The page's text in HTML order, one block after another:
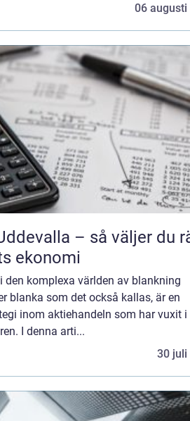
06 augusti
– så väljer du
ekonomi
komplexa världen av blankning
blanka som det också kallas, är en
inom aktiehandeln som har vuxit i
I denna arti...
30 juli